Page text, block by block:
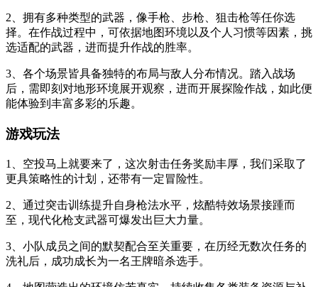
2、拥有多种类型的武器，像手枪、步枪、狙击枪等任你选
择。在作战过程中，可依据地图环境以及个人习惯等因素，挑
选适配的武器，进而提升作战的胜率。
3、各个场景皆具备独特的布局与敌人分布情况。踏入战场
后，需即刻对地形环境展开观察，进而开展探险作战，如此便
能体验到丰富多彩的乐趣。
游戏玩法
1、空投马上就要来了，这次射击任务奖励丰厚，我们采取了
更具策略性的计划，还带有一定冒险性。
2、通过突击训练提升自身枪法水平，炫酷特效场景接踵而
至，现代化枪支武器可爆发出巨大力量。
3、小队成员之间的默契配合至关重要，在历经无数次任务的
洗礼后，成功成长为一名王牌暗杀选手。